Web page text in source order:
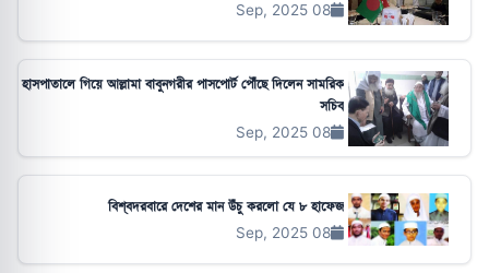
08 Sep, 2025
হাসপাতালে গিয়ে আল্লামা বাবুনগরীর পাসপোর্ট পৌঁছে দিলেন সামরিক
সচিব
08 Sep, 2025
বিশ্বদরবারে দেশের মান উঁচু করলো যে ৮ হাফেজ
08 Sep, 2025